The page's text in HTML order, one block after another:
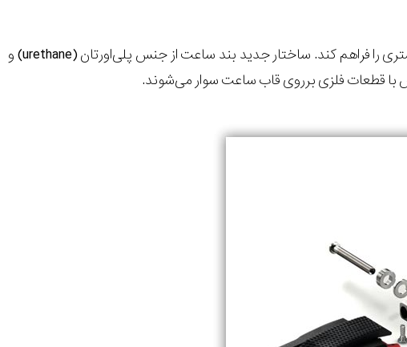
را فراهم کند. ساختار جدید بند ساعت از جنس پلی‌اورتان (urethane) و
قطعات فلزی برروی قاب ساعت سوار می‌شوند.